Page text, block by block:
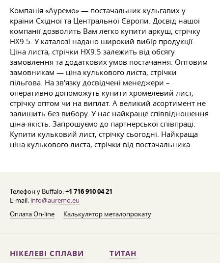
Компанія «Ауремо» — постачальник кульгавих у
країни Східної та Центральної Європи. Досвід нашої
компанії дозволить Вам легко купити аркуш, стрічку
НХ9.5. У каталозі надано широкий вибір продукції.
Ціна листа, стрічки НХ9.5 залежить від обсягу
замовлення та додаткових умов постачання. Оптовим
замовникам — ціна кулькового листа, стрічки
пільгова. На зв'язку досвідчені менеджери –
оперативно допоможуть купити хромелевий лист,
стрічку оптом чи на виплат. А великий асортимент не
залишить без вибору. У нас найкраще співвідношення
ціна-якість. Запрошуємо до партнерської співпраці.
Купити кульковий лист, стрічку сьогодні. Найкраща
ціна кулькового листа, стрічки від постачальника.
Телефон у Buffalo:+1 716 910 04 21
E-mail: info@auremo.eu
Оплата On-line
Калькулятор металопрокату
НІКЕЛЕВІ СПЛАВИ ТИТАН